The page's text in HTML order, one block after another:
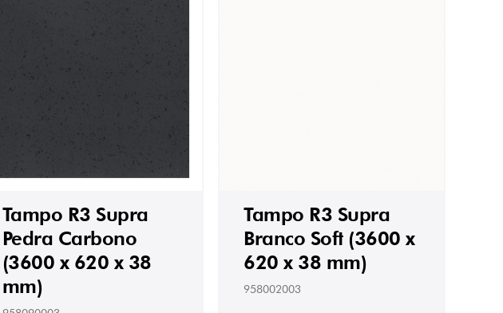
Tampo R3 Supra
Pedra Carbono
(3600 x 620 x 38
mm)
Tampo R3 Supra
Branco Soft (3600 x
620 x 38 mm)
958002003